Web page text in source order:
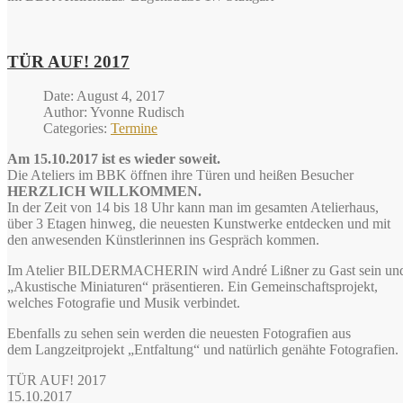
TÜR AUF! 2017
Date: August 4, 2017
Author: Yvonne Rudisch
Categories: Termine
Am 15.10.2017 ist es wieder soweit.
Die Ateliers im BBK öffnen ihre Türen und heißen Besucher
HERZLICH WILLKOMMEN.
In der Zeit von 14 bis 18 Uhr kann man im gesamten Atelierhaus,
über 3 Etagen hinweg, die neuesten Kunstwerke entdecken und mit
den anwesenden Künstlerinnen ins Gespräch kommen.
Im Atelier BILDERMACHERIN wird André Lißner zu Gast sein
„Akustische Miniaturen“ präsentieren. Ein Gemeinschaftsprojekt,
welches Fotografie und Musik verbindet.
Ebenfalls zu sehen sein werden die neuesten Fotografien aus
dem Langzeitprojekt „Entfaltung“ und natürlich genähte Fotografien.
TÜR AUF! 2017
15.10.2017